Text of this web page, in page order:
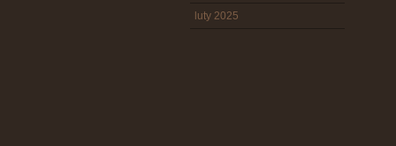
luty 2025